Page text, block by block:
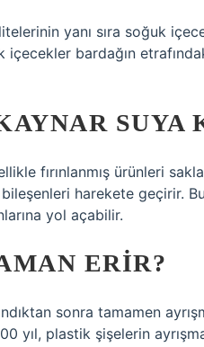
yanı sıra soğuk
bardağın
SUYA
fırınlanmış ürünleri
bileşenleri harekete geçirir.
yol açabilir.
ERIR?
sonra tamamen
yıl, plastik şişelerin